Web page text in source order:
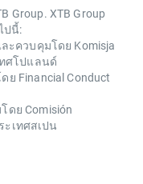
Group. XTB Group
ปนี้:
ะควบคุมโดย Komisja
ทศโปแลนด์
Financial Conduct
ดย Comisión
ะเทศสเปน